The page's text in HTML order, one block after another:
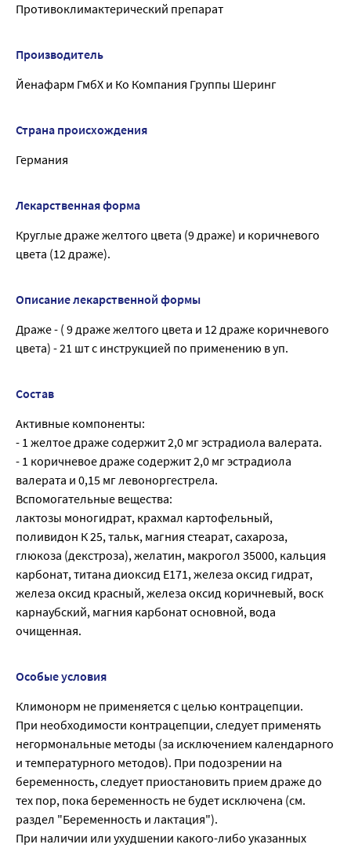
Противоклимактерический препарат
Производитель
Йенафарм ГмбХ и Ко Компания Группы Шеринг
Страна происхождения
Германия
Лекарственная форма
Круглые драже желтого цвета (9 драже) и коричневого
цвета (12 драже).
Описание лекарственной формы
Драже - ( 9 драже желтого цвета и 12 драже коричневого
цвета) - 21 шт с инструкцией по применению в уп.
Состав
Активные компоненты:
- 1 желтое драже содержит 2,0 мг эстрадиола валерата.
- 1 коричневое драже содержит 2,0 мг эстрадиола
валерата и 0,15 мг левоноргестрела.
Вспомогательные вещества:
лактозы моногидрат, крахмал картофельный,
поливидон К 25, тальк, магния стеарат, сахароза,
глюкоза (декстроза), желатин, макрогол 35000, кальция
карбонат, титана диоксид Е171, железа оксид гидрат,
железа оксид красный, железа оксид коричневый, воск
карнаубский, магния карбонат основной, вода
очищенная.
Особые условия
Климонорм не применяется с целью контрацепции.
При необходимости контрацепции, следует применять
негормональные методы (за исключением календарного
и температурного методов). При подозрении на
беременность, следует приостановить прием драже до
тех пор, пока беременность не будет исключена (см.
раздел "Беременность и лактация").
При наличии или ухудшении какого-либо указанных